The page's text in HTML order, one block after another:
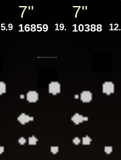
5.95€
7"
16859 19.95€
7"
10388